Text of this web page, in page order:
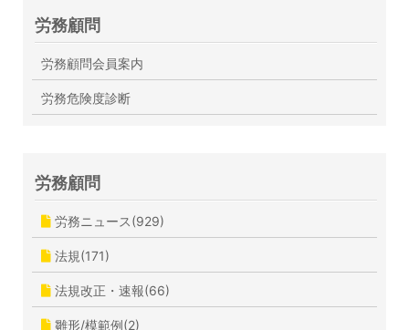
労務顧問
労務顧問会員案内
労務危険度診断
労務顧問
労務ニュース(929)
法規(171)
法規改正・速報(66)
雛形/模範例(2)